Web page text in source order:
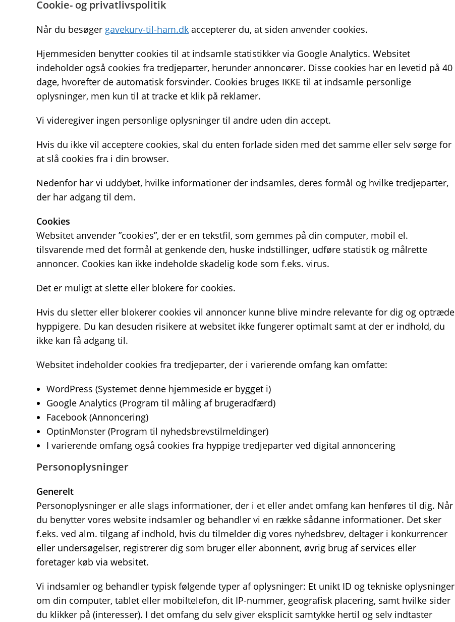
Cookie- og privatlivspolitik
Når du besøger gavekurv-til-ham.dk accepterer du, at siden anvender cookies.
Hjemmesiden benytter cookies til at indsamle statistikker via Google Analytics. Websitet
indeholder også cookies fra tredjeparter, herunder annoncører. Disse cookies har en levetid på 40
dage, hvorefter de automatisk forsvinder. Cookies bruges IKKE til at indsamle personlige
oplysninger, men kun til at tracke et klik på reklamer.
Vi videregiver ingen personlige oplysninger til andre uden din accept.
Hvis du ikke vil acceptere cookies, skal du enten forlade siden med det samme eller selv sørge for
at slå cookies fra i din browser.
Nedenfor har vi uddybet, hvilke informationer der indsamles, deres formål og hvilke tredjeparter,
der har adgang til dem.
Cookies
Websitet anvender ”cookies”, der er en tekstfil, som gemmes på din computer, mobil el.
tilsvarende med det formål at genkende den, huske indstillinger, udføre statistik og målrette
annoncer. Cookies kan ikke indeholde skadelig kode som f.eks. virus.
Det er muligt at slette eller blokere for cookies.
Hvis du sletter eller blokerer cookies vil annoncer kunne blive mindre relevante for dig og optræde
hyppigere. Du kan desuden risikere at websitet ikke fungerer optimalt samt at der er indhold, du
ikke kan få adgang til.
Websitet indeholder cookies fra tredjeparter, der i varierende omfang kan omfatte:
WordPress (Systemet denne hjemmeside er bygget i)
Google Analytics (Program til måling af brugeradfærd)
Facebook (Annoncering)
OptinMonster (Program til nyhedsbrevstilmeldinger)
I varierende omfang også cookies fra hyppige tredjeparter ved digital annoncering
Personoplysninger
Generelt
Personoplysninger er alle slags informationer, der i et eller andet omfang kan henføres til dig. Når
du benytter vores website indsamler og behandler vi en række sådanne informationer. Det sker
f.eks. ved alm. tilgang af indhold, hvis du tilmelder dig vores nyhedsbrev, deltager i konkurrencer
eller undersøgelser, registrerer dig som bruger eller abonnent, øvrig brug af services eller
foretager køb via websitet.
Vi indsamler og behandler typisk følgende typer af oplysninger: Et unikt ID og tekniske oplysninger
om din computer, tablet eller mobiltelefon, dit IP-nummer, geografisk placering, samt hvilke sider
du klikker på (interesser). I det omfang du selv giver eksplicit samtykke hertil og selv indtaster